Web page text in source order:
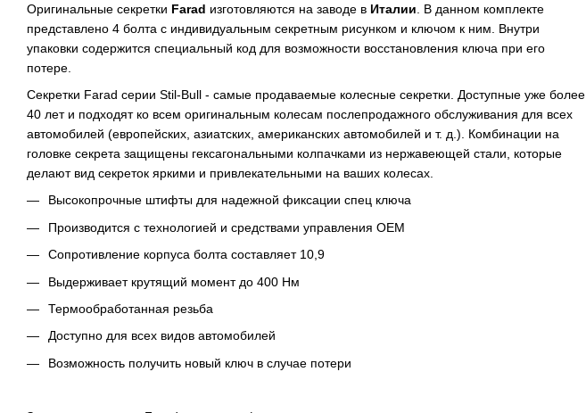
Оригинальные секретки Farad изготовляются на заводе в Италии . В данном комплекте
представлено 4 болта с индивидуальным секретным рисунком и ключом к ним. Внутри
упаковки содержится специальный код для возможности восстановления ключа при его
потере.
Секретки Farad серии Stil-Bull - самые продаваемые колесные секретки. Доступные уже более
40 лет и подходят ко всем оригинальным колесам послепродажного обслуживания для всех
автомобилей (европейских, азиатских, американских автомобилей и т. д.). Комбинации на
головке секрета защищены гексагональными колпачками из нержавеющей стали, которые
делают вид секреток яркими и привлекательными на ваших колесах.
Высокопрочные штифты для надежной фиксации спец ключа
Производится с технологией и средствами управления OEM
Сопротивление корпуса болта составляет 10,9
Выдерживает крутящий момент до 400 Нм
Термообработанная резьба
Доступно для всех видов автомобилей
Возможность получить новый ключ в случае потери